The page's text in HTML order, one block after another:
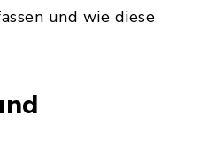
und wie diese